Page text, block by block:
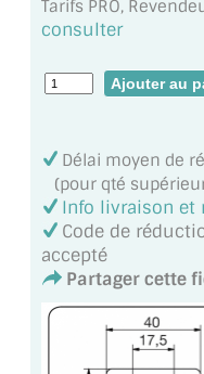
MIROIR ENCADRÉ
VERRE SUR MESURE
VERRE
VERRE TREMPÉ
PAROI DE DOUCHE
Tarifs PRO,
consulter
Délai moyen de
(pour qté
Info livraison et
Code de
accepté
Partager cette